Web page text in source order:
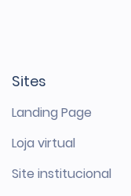
Sites
Landing Page
Loja virtual
Site institucional